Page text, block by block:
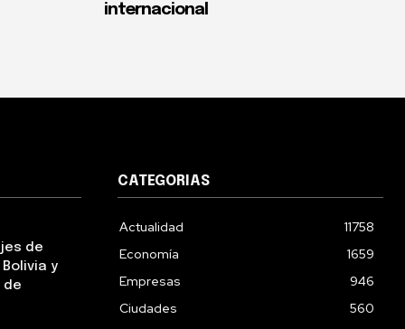
internacional
de
y
de
CATEGORIAS
Actualidad
11758
Economía
1659
Empresas
946
Ciudades
560